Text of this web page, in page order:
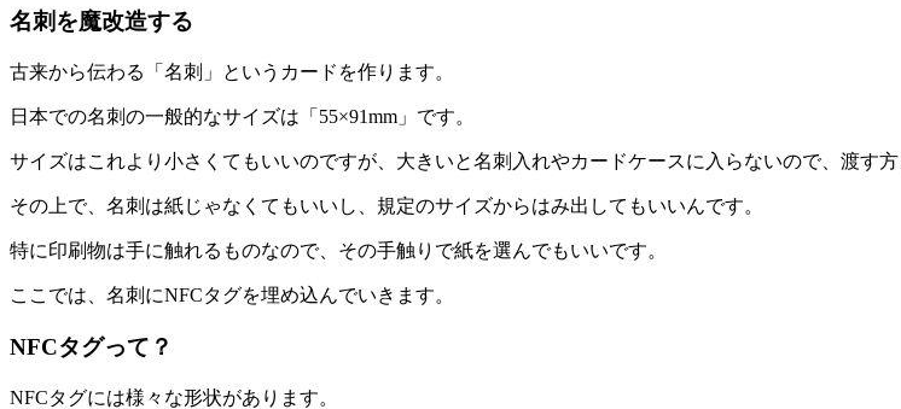
名刺を魔改造する
古来から伝わる「名刺」というカードを作ります。
日本での名刺の一般的なサイズは「55×91mm」です。
サイズはこれより小さくてもいいのですが、大きいと名刺入れやカードケースに入らないので、渡す
その上で、名刺は紙じゃなくてもいいし、規定のサイズからはみ出してもいいんです。
特に印刷物は手に触れるものなので、その手触りで紙を選んでもいいです。
ここでは、名刺にNFCタグを埋め込んでいきます。
NFCタグって？
NFCタグには様々な形状があります。